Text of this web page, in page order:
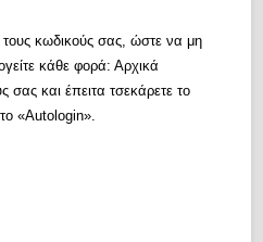
κωδικούς σας, ώστε να μη
κάθε φορά: Αρχικά
σας και έπειτα τσεκάρετε το
«Autologin».